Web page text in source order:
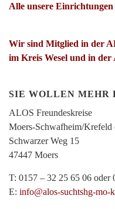
Alle unsere
Wir sind Mitglied in der
im Kreis Wesel und in
SIE WOLLEN MEHR
ALOS Freundeskreise
Moers-Schwafheim/Krefeld
Schwarzer Weg 15
47447 Moers
T: 0157 – 32 25 65 06 oder
E: info@alos-suchtshg-mo-